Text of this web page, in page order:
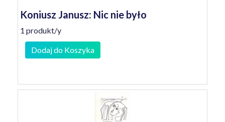
Koniusz Janusz: Nic nie było
1 produkt/y
Dodaj do Koszyka